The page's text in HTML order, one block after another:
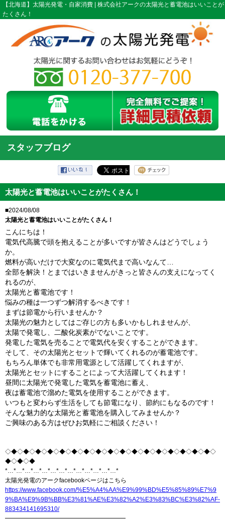
【北海道】太陽光発電・自家消費 | 株式会社アークの太陽光と蓄電池はいいことが
たくさん！
スタッフブログ
太陽光と蓄電池はいいことがたくさん！
■2024/08/08
太陽光と蓄電池はいいことがたくさん！
こんにちは！
電気代高騰で頭を抱えることが多いですが皆さんはどうでしょう
か。
燃料が高いだけで大変なのに電気代まで高いなんて…
全部を解決！とまではいきませんがきっと皆さんの支えになってく
れるのが、
太陽光と蓄電池です！
悩みの種は一つずつ解消するべきです！
まずは節電から行いませんか？
太陽光の魅力としてはご存じの方も多いかもしれませんが、
太陽で発電し、二酸化炭素がでないことです。
発電した電気を売ることで電気代を安くすることができます。
そして、その太陽光とセットで輝いてくれるのが蓄電池です。
もちろん単体でも非常用電源として活躍してくれますが、
太陽光とセットにすることによって大活躍してくれます！
昼間に太陽光で発電した電気を蓄電池に蓄え、
夜は蓄電池で溜めた電気を使用することができます。
いつもと変わらず生活をしても節電になり、節約にもなるのです！
そんな魅力的な太陽光と蓄電池を購入してみませんか？
ご興味のある方はぜひお気軽にご相談ください！
◇◆◇◆◇◆◇◆◇◆◇◆◇◆◇◆◇◆◇◆◇◆◇◆◇◆◇◆◇◆◇◆◇◆◇
◆◇◆◇◆
*…*…*…*…*…*…*…*…*…*…*…*…*…*
太陽光発電のアークfacebookページはこちら
https://www.facebook.com/%E5%A4%AA%E9%99%BD%E5%85%89%E7%9
9%BA%E9%9B%BB%E3%81%AE%E3%82%A2%E3%83%BC%E3%82%AF-
883434141695310/
━━━━━━━━━━━━━━━━━━━━